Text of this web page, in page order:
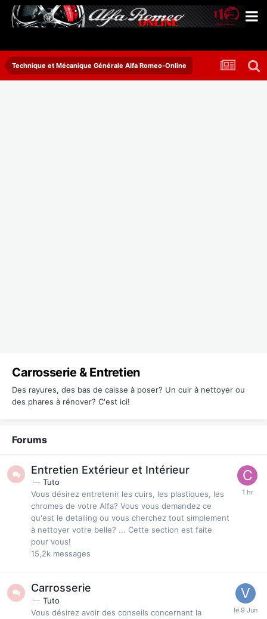
Technique et Mécanique Générale Alfa Romeo-Online
Carrosserie & Entretien
Des rayures, des bas de caisse à poser? Un cuir à nettoyer ou
des phares à rénover? C'est ici!
Forums
Entretien Extérieur et Intérieur
Tuto
Vous désirez entretenir les cuirs, les plastiques, les
chromes de votre Alfa? Vous vous demandez ce
qu'est le detailing ou vous cherchez tout simplement
à nettoyer votre belle? ... Cette section est faite
pour vous!
15,2k messages
Carrosserie
Tuto
Vous désirez avoir des conseils concernant la